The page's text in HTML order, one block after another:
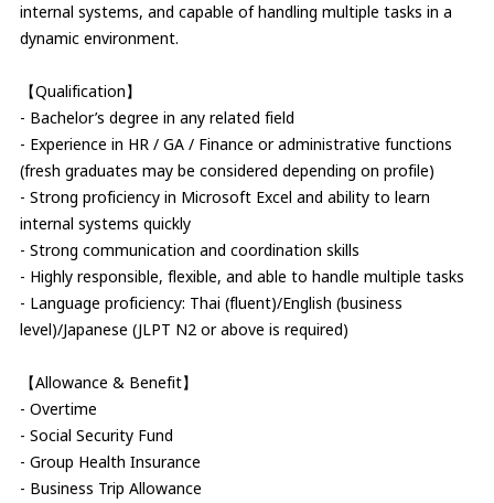
internal systems, and capable of handling multiple tasks in a
dynamic environment.
【Qualification】
- Bachelor’s degree in any related field
- Experience in HR / GA / Finance or administrative functions
(fresh graduates may be considered depending on profile)
- Strong proficiency in Microsoft Excel and ability to learn
internal systems quickly
- Strong communication and coordination skills
- Highly responsible, flexible, and able to handle multiple tasks
- Language proficiency: Thai (fluent)/English (business
level)/Japanese (JLPT N2 or above is required)
【Allowance & Benefit】
- Overtime
- Social Security Fund
- Group Health Insurance
- Business Trip Allowance